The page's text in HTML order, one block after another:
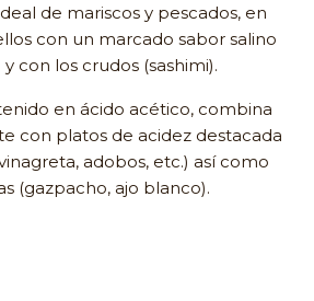
de mariscos y pescados, en
con un marcado sabor salino
y con los crudos (sashimi).
en ácido acético, combina
con platos de acidez destacada
adobos, etc.) así como
(gazpacho, ajo blanco).